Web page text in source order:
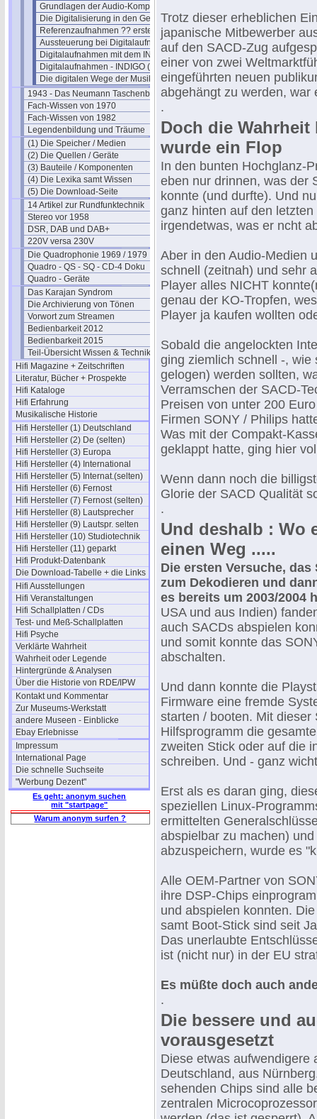
Grundlagen der Audio-Kompression
Die Digitalisierung in den Geräten
Referenzaufnahmen ?? erstellen
Aussteuerung bei Digitalaufnahmen
Digitalaufnahmen mit dem INDIGO
Digitalaufnahmen - INDIGO (2)
Die digitalen Wege der Musik
1943 - Das Neumann Taschenbuch
Fach-Wissen von 1970
Fach-Wissen von 1982
Legendenbildung und Träume
(1) Die Speicher / Medien
(2) Die Quellen / Geräte
(3) Bauteile / Komponenten
(4) Die Lexika samt Wissen
(5) Die Download-Seite
14 Artikel zur Rundfunktechnik
Stereo vor 1958
DSR, DAB und DAB+
220V versa 230V
Die Quadrophonie 1969 / 1979
Quadro - QS - SQ - CD-4 Doku
Quadro - Geräte
Das Karajan Syndrom
Die Archivierung von Tönen
Vorwort zum Streamen
Bedienbarkeit 2012
Bedienbarkeit 2015
Teil-Übersicht Wissen & Technik
Hifi Magazine + Zeitschriften
Literatur, Bücher + Prospekte
Hifi Kataloge
Hifi Erfahrung
Musikalische Historie
Hifi Hersteller (1) Deutschland
Hifi Hersteller (2) De (selten)
Hifi Hersteller (3) Europa
Hifi Hersteller (4) International
Hifi Hersteller (5) Internat.(selten)
Hifi Hersteller (6) Fernost
Hifi Hersteller (7) Fernost (selten)
Hifi Hersteller (8) Lautsprecher
Hifi Hersteller (9) Lautspr. selten
Hifi Hersteller (10) Studiotechnik
Hifi Hersteller (11) geparkt
Hifi Produkt-Datenbank
Die Download-Tabelle + die Links
Hifi Ausstellungen
Hifi Veranstaltungen
Hifi Schallplatten / CDs
Test- und Meß-Schallplatten
Hifi Psyche
Verklärte Wahrheit
Wahrheit oder Legende
Hintergründe & Analysen
Über die Historie von RDE/IPW
Kontakt und Kommentar
Zur Museums-Werkstatt
andere Museen - Einblicke
Ebay Erlebnisse
Impressum
International Page
Die schnelle Suchseite
"Werbung Dezent"
Es geht: anonym suchen
mit "startpage"
Warum anonym surfen ?
Trotz dieser erheblichen
japanische Mitbewerber
auf den SACD-Zug
einer von zwei
eingeführten neuen
abgehängt zu werden, war
.
Doch die Wahrheit
wurde ein Flop
In den bunten Hochglanz-
eben nur drinnen, was der
konnte (und durfte). Und
ganz hinten auf den
irgendetwas, was er ncht
Aber in den Audio-Medien
schnell (zeitnah) und sehr
Player alles NICHT
genau der KO-Tropfen,
Player ja kaufen wollten
Sobald die angelockten
ging ziemlich schnell -, wie
gelogen) werden sollten,
Verramschen der SACD-
Preisen von unter 200
Firmen SONY / Philips
Was mit der Compakt-
geklappt hatte, ging hier
Wenn dann noch die
Glorie der SACD Qualität
.
Und deshalb : Wo
einen Weg .....
Die ersten Versuche,
zum Dekodieren und
es bereits um 2003/2004
USA und aus Indien)
auch SACDs abspielen
und somit konnte das
abschalten.
Und dann konnte die
Firmware eine fremde
starten / booten. Mit
Hilfsprogramm die
zweiten Stick oder auf die
schreiben. Und - ganz
Erst als es daran ging,
speziellen Linux-
ermittelten
abspielbar zu machen)
abzuspeichern, wurde es
Alle OEM-Partner von
ihre DSP-Chips
und abspielen konnten.
samt Boot-Stick sind seit
Das unerlaubte
ist (nicht nur) in der EU
Es müßte doch auch
.
Die bessere und
vorausgesetzt
Diese etwas aufwendigere
Deutschland, aus
sehenden Chips sind alle
zentralen